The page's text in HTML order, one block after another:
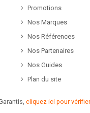
Promotions
Nos Marques
Nos Références
Nos Partenaires
Nos Guides
Plan du site
cliquez ici pour vérifier